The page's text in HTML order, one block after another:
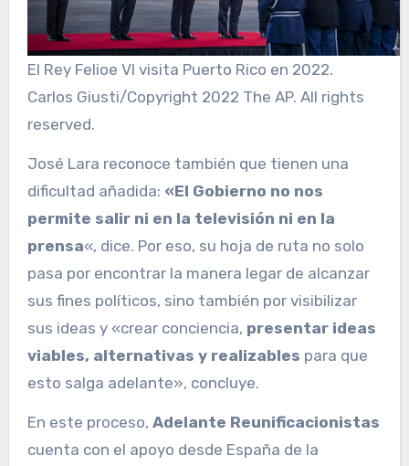
El Rey Felioe VI visita Puerto Rico en 2022.
Carlos Giusti/Copyright 2022 The AP. All rights
reserved.
José Lara reconoce también que tienen una
dificultad añadida: «El Gobierno no nos
permite salir ni en la televisión ni en la
prensa«, dice. Por eso, su hoja de ruta no solo
pasa por encontrar la manera legar de alcanzar
sus fines políticos, sino también por visibilizar
sus ideas y «crear conciencia, presentar ideas
viables, alternativas y realizables para que
esto salga adelante», concluye.
En este proceso, Adelante Reunificacionistas
cuenta con el apoyo desde España de la